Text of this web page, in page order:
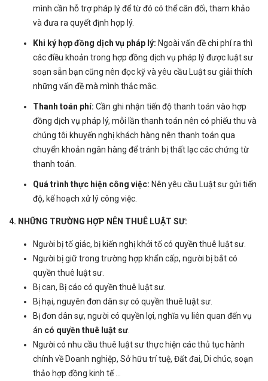
mình cần hỗ trợ pháp lý để từ đó có thể cân đối, tham khảo
và đưa ra quyết định hợp lý.
Khi ký hợp đồng dịch vụ pháp lý: Ngoài vấn đề chi phí ra thì
các điều khoản trong hợp đồng dịch vụ pháp lý được luật sư
soạn sẵn bạn cũng nên đọc kỹ và yêu cầu Luật sư giải thích
những vấn đề mà mình thắc mắc.
Thanh toán phí: Cần ghi nhận tiến độ thanh toán vào hợp
đồng dịch vụ pháp lý, mỗi lần thanh toán nên có phiếu thu và
chúng tôi khuyến nghị khách hàng nên thanh toán qua
chuyển khoản ngân hàng để tránh bị thất lạc các chứng từ
thanh toán.
Quá trình thực hiện công việc: Nên yêu cầu Luật sư gửi tiến
độ, kế hoạch xử lý công việc.
4. NHỮNG TRƯỜNG HỢP NÊN THUÊ LUẬT SƯ:
Người bị tố giác, bị kiến nghị khởi tố có quyền thuê luật sư.
Người bị giữ trong trường hợp khẩn cấp, người bị bắt có
quyền thuê luật sư.
Bị can, Bị cáo có quyền thuê luật sư.
Bị hại, nguyên đơn dân sự có quyền thuê luật sư.
Bị đơn dân sự, người có quyền lợi, nghĩa vụ liên quan đến vụ
án có quyền thuê luật sư
Người có nhu cầu thuê luật sư thực hiện các thủ tục hành
chính về Doanh nghiệp, Sở hữu trí tuệ, Đất đai, Di chúc, soạn
thảo hợp đồng kinh tế ...